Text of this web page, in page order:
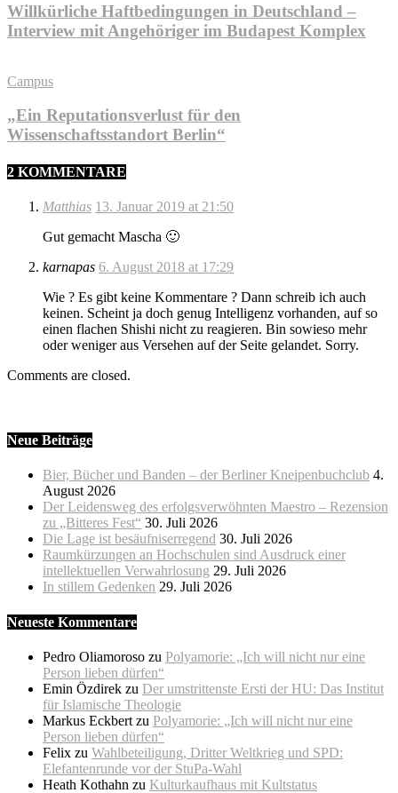
Willkürliche Haftbedingungen in Deutschland –
Interview mit Angehöriger im Budapest Komplex
Campus
„Ein Reputationsverlust für den
Wissenschaftsstandort Berlin“
2 KOMMENTARE
Matthias 13. Januar 2019 at 21:50
Gut gemacht Mascha 🙂
karnapas 6. August 2018 at 17:29
Wie ? Es gibt keine Kommentare ? Dann schreib ich auch
keinen. Scheint ja doch genug Intelligenz vorhanden, auf so
einen flachen Shishi nicht zu reagieren. Bin sowieso mehr
oder weniger aus Versehen auf der Seite gelandet. Sorry.
Comments are closed.
Neue Beiträge
Bier, Bücher und Banden – der Berliner Kneipenbuchclub 4.
August 2026
Der Leidensweg des erfolgsverwöhnten Maestro – Rezension
zu „Bitteres Fest“ 30. Juli 2026
Die Lage ist besäufniserregend 30. Juli 2026
Raumkürzungen an Hochschulen sind Ausdruck einer
intellektuellen Verwahrlosung 29. Juli 2026
In stillem Gedenken 29. Juli 2026
Neueste Kommentare
Pedro Oliamoroso zu Polyamorie: „Ich will nicht nur eine
Person lieben dürfen“
Emin Özdirek zu Der umstrittenste Ersti der HU: Das Institut
für Islamische Theologie
Markus Eckbert zu Polyamorie: „Ich will nicht nur eine
Person lieben dürfen“
Felix zu Wahlbeteiligung, Dritter Weltkrieg und SPD:
Elefantenrunde vor der StuPa-Wahl
Heath Kothahn zu Kulturkaufhaus mit Kultstatus